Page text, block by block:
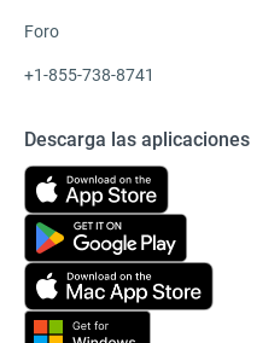
Foro
+1-855-738-8741
Descarga las aplicaciones